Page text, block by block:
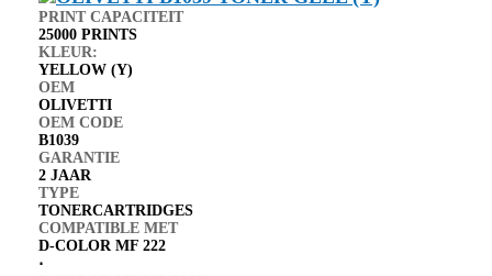
PRINT CAPACITEIT
25000 PRINTS
KLEUR:
YELLOW (Y)
OEM
OLIVETTI
OEM CODE
B1039
GARANTIE
2 JAAR
TYPE
TONERCARTRIDGES
COMPATIBLE MET
D-COLOR MF 222
⋅